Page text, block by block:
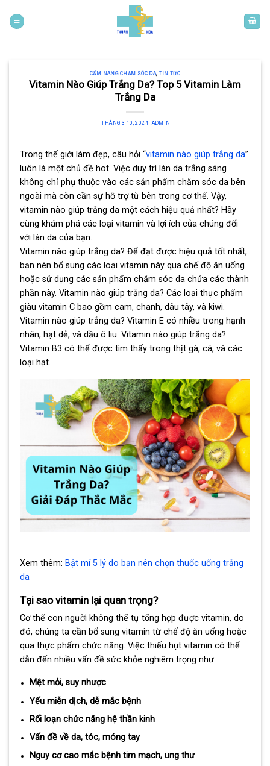
content
CẨM NANG CHĂM SÓC DA,TIN TỨC
Vitamin Nào Giúp Trắng Da? Top 5 Vitamin Làm
Trắng Da
THÁNG 3 10, 2024 ADMIN
Trong thế giới làm đẹp, câu hỏi “vitamin nào giúp trắng da”
luôn là một chủ đề hot. Việc duy trì làn da trắng sáng
không chỉ phụ thuộc vào các sản phẩm chăm sóc da bên
ngoài mà còn cần sự hỗ trợ từ bên trong cơ thể. Vậy,
vitamin nào giúp trắng da một cách hiệu quả nhất? Hãy
cùng khám phá các loại vitamin và lợi ích của chúng đối
với làn da của bạn.
Vitamin nào giúp trắng da? Để đạt được hiệu quả tốt nhất,
bạn nên bổ sung các loại vitamin này qua chế độ ăn uống
hoặc sử dụng các sản phẩm chăm sóc da chứa các thành
phần này. Vitamin nào giúp trắng da? Các loại thực phẩm
giàu vitamin C bao gồm cam, chanh, dâu tây, và kiwi.
Vitamin nào giúp trắng da? Vitamin E có nhiều trong hạnh
nhân, hạt dẻ, và dầu ô liu. Vitamin nào giúp trắng da?
Vitamin B3 có thể được tìm thấy trong thịt gà, cá, và các
loại hạt.
Xem thêm: Bật mí 5 lý do bạn nên chọn thuốc uống trắng
da
Tại sao vitamin lại quan trọng?
Cơ thể con người không thể tự tổng hợp được vitamin, do
đó, chúng ta cần bổ sung vitamin từ chế độ ăn uống hoặc
qua thực phẩm chức năng. Việc thiếu hụt vitamin có thể
dẫn đến nhiều vấn đề sức khỏe nghiêm trọng như:
Mệt mỏi, suy nhược
Yếu miễn dịch, dễ mắc bệnh
Rối loạn chức năng hệ thần kinh
Vấn đề về da, tóc, móng tay
Nguy cơ cao mắc bệnh tim mạch, ung thư